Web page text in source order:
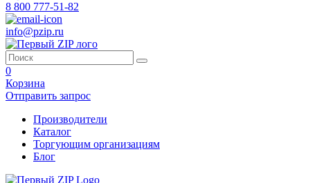
8 800 777-51-82
info@pzip.ru
0
Корзина
Отправить запрос
Производители
Каталог
Торгующим организациям
Блог